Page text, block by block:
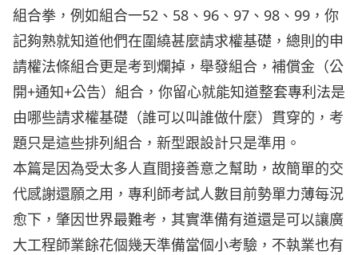
組合拳，例如組合一52、58、96、97、98、99，你
記夠熟就知道他們在圍繞甚麼請求權基礎，總則的申
請權法條組合更是考到爛掉，舉發組合，補償金（公
開+通知+公告）組合，你留心就能知道整套專利法是
由哪些請求權基礎（誰可以叫誰做什麼）貫穿的，考
題只是這些排列組合，新型跟設計只是準用。
本篇是因為受太多人直間接善意之幫助，故簡單的交
代感謝還願之用，專利師考試人數目前勢單力薄每況
愈下，肇因世界最難考，其實準備有道還是可以讓廣
大工程師業餘花個幾天準備當個小考驗，不執業也有